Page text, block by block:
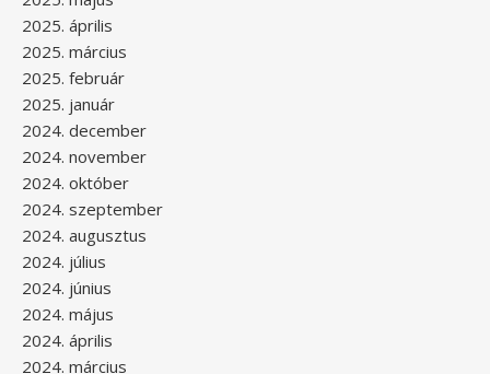
2025. április
2025. március
2025. február
2025. január
2024. december
2024. november
2024. október
2024. szeptember
2024. augusztus
2024. július
2024. június
2024. május
2024. április
2024. március